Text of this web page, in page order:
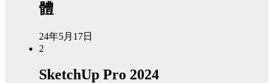
體
24年5月17日
2
SketchUp Pro 2024